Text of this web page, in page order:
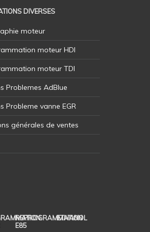
DIVERSES
moteur
moteur HDI
moteur TDI
Problemes AdBlue
Probleme vanne EGR
générales de ventes
REPROGRAMMATION
E85
ETHANOL